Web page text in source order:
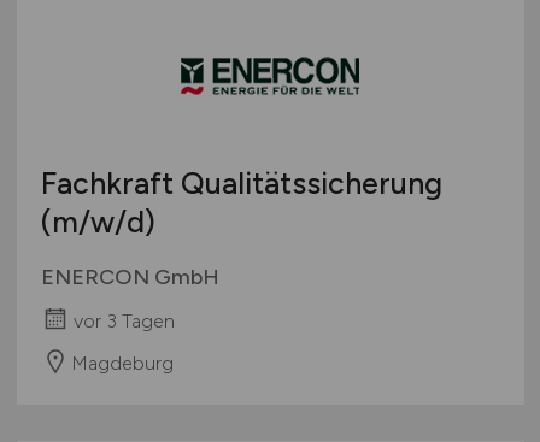
Fachkraft Qualitätssicherung
(m/w/d)
ENERCON GmbH
vor 3 Tagen
Magdeburg